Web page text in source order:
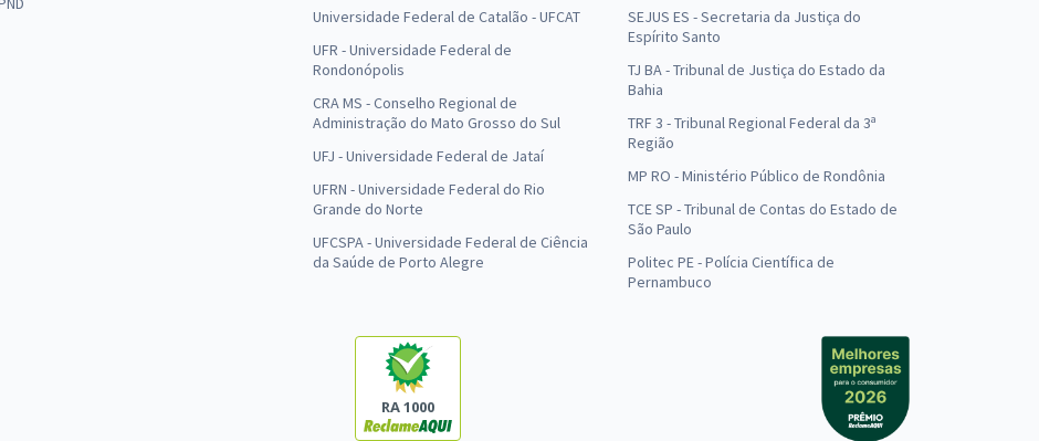
Universidade Federal de Catalão - UFCAT
UFR - Universidade Federal de
Rondonópolis
CRA MS - Conselho Regional de
Administração do Mato Grosso do Sul
UFJ - Universidade Federal de Jataí
UFRN - Universidade Federal do Rio
Grande do Norte
UFCSPA - Universidade Federal de Ciência
da Saúde de Porto Alegre
SEJUS ES - Secretaria da Justiça do
Espírito Santo
TJ BA - Tribunal de Justiça do Estado da
Bahia
TRF 3 - Tribunal Regional Federal da 3ª
Região
MP RO - Ministério Público de Rondônia
TCE SP - Tribunal de Contas do Estado de
São Paulo
Politec PE - Polícia Científica de
Pernambuco
RA 1000